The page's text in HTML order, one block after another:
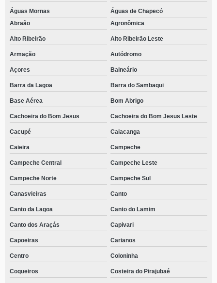
Águas Mornas
Águas de Chapecó
Abraão
Agronômica
Alto Ribeirão Alto Ribeirão Leste
Armação Autódromo
Açores Balneário
Barra da Lagoa Barra do Sambaqui
Base Aérea Bom Abrigo
Cachoeira do Bom Jesus Cachoeira do Bom Jesus Leste
Cacupé Caiacanga
Caieira Campeche
Campeche Central Campeche Leste
Campeche Norte Campeche Sul
Canasvieiras Canto
Canto da Lagoa Canto do Lamim
Canto dos Araçás Capivari
Capoeiras Carianos
Centro Coloninha
Coqueiros Costeira do Pirajubaé